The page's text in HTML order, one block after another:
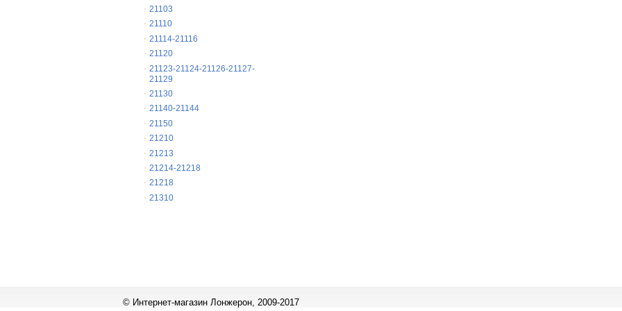
21103
21110
21114-21116
21120
21123-21124-21126-21127-
21129
21130
21140-21144
21150
21210
21213
21214-21218
21218
21310
© Интернет-магазин Лонжерон, 2009-2017